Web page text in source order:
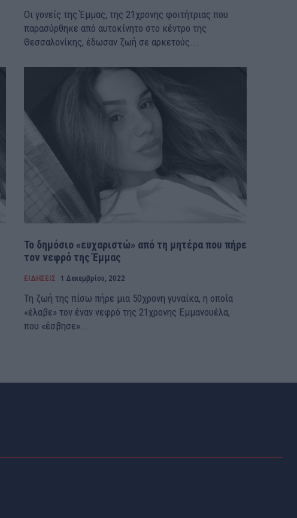
Οι γονείς της Έμμας, της 21χρονης φοιτήτριας που
παρασύρθηκε από αυτοκίνητο στο κέντρο της
Θεσσαλονίκης, έδωσαν ζωή σε αρκετούς...
Το δημόσιο «ευχαριστώ» από τη μητέρα που πήρε
τον νεφρό της Έμμας
ΕΙΔΗΣΕΙΣ 1 Δεκεμβρίου, 2022
Τη ζωή της πίσω πήρε μια 50χρονη γυναίκα, η οποία
«έλαβε» τον έναν νεφρό της 21χρονης Εμμανουέλα,
που «έσβησε»...